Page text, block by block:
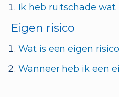
Ik heb ruitschade wat
Eigen risico
Wat is een eigen
Wanneer heb ik een